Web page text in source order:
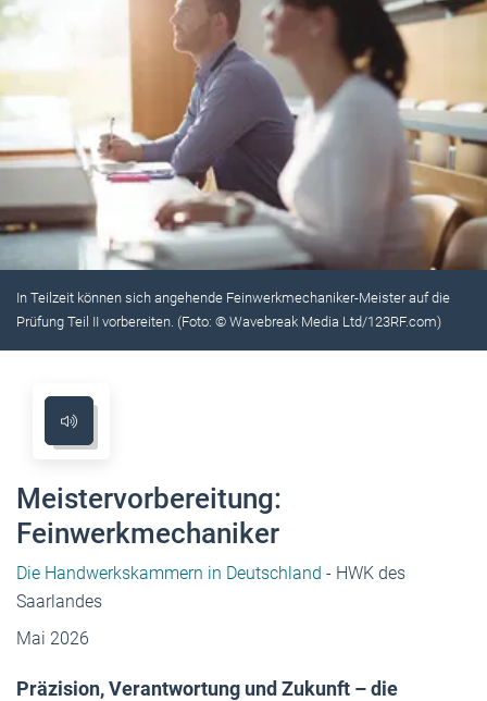
In Teilzeit können sich angehende Feinwerkmechaniker-Meister auf die
Prüfung Teil II vorbereiten. (Foto: © Wavebreak Media Ltd/123RF.com)
Meistervorbereitung:
Feinwerkmechaniker
Die Handwerkskammern in Deutschland - HWK des
Saarlandes
Mai 2026
Präzision, Verantwortung und Zukunft – die